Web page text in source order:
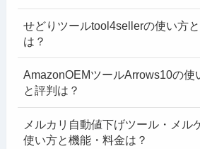
せどりツールtool4sellerの使い方
は？
AmazonOEMツールArrows10の使
と評判は？
メルカリ自動値下げツール・メル
使い方と機能・料金は？